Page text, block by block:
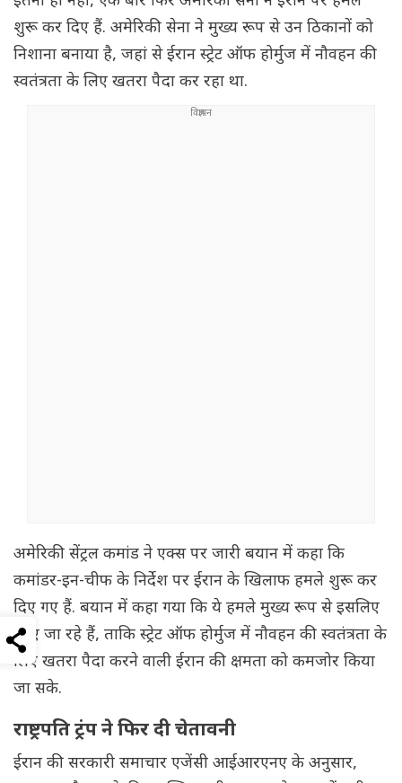
शुरू कर दिए हैं. अमेरिकी सेना ने मुख्य रूप से उन ठिकानों को
निशाना बनाया है, जहां से ईरान स्ट्रेट ऑफ होर्मुज में नौवहन की
स्वतंत्रता के लिए खतरा पैदा कर रहा था.
अमेरिकी सेंट्रल कमांड ने एक्स पर जारी बयान में कहा कि
कमांडर-इन-चीफ के निर्देश पर ईरान के खिलाफ हमले शुरू कर
दिए गए हैं. बयान में कहा गया कि ये हमले मुख्य रूप से इसलिए
किए जा रहे हैं, ताकि स्ट्रेट ऑफ होर्मुज में नौवहन की स्वतंत्रता के
लिए खतरा पैदा करने वाली ईरान की क्षमता को कमजोर किया
जा सके.
राष्ट्रपति ट्रंप ने फिर दी चेतावनी
ईरान की सरकारी समाचार एजेंसी आईआरएनए के अनुसार,